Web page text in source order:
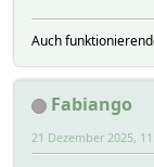
Auch
Fabiango
21 Dezember 2025,